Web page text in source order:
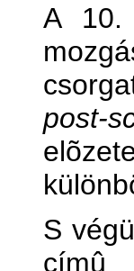
A
post-
S
címû